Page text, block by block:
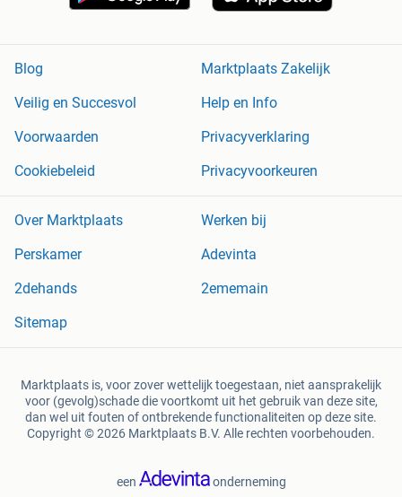
Blog
Marktplaats Zakelijk
Veilig en Succesvol
Help en Info
Voorwaarden
Privacyverklaring
Cookiebeleid
Privacyvoorkeuren
Over Marktplaats
Werken bij
Perskamer
Adevinta
2dehands
2ememain
Sitemap
Marktplaats is, voor zover wettelijk toegestaan, niet aansprakelijk
voor (gevolg)schade die voortkomt uit het gebruik van deze site,
dan wel uit fouten of ontbrekende functionaliteiten op deze site.
Copyright © 2026 Marktplaats B.V. Alle rechten voorbehouden.
een onderneming